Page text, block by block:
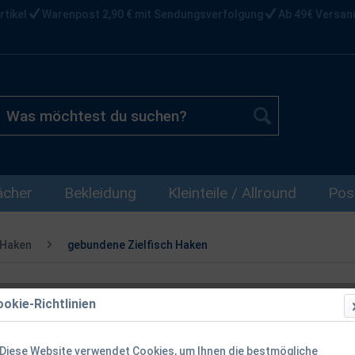
Warenpost 2,90 € mit Sendungsverfolgung Ab 49€
Bekleidung Kleinteile / Allround
gebundene Zielfisch Haken
Balzer
8 10 12 14
Richtlinien
Diese Website verwendet Cookies, um Ihnen die bestmögliche